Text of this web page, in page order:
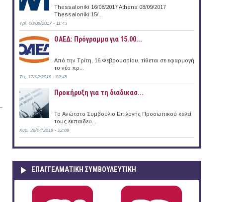
2026
Thessaloniki 16/08/2017 Athens 08/09/2017
Thessaloniki 15/...
Τρί, 08/08/2017 - 11:43
ΟΑΕΔ: Πρόγραμμα για 15.00...
Από την Τρίτη, 16 Φεβρουαρίου, τίθεται σε εφαρμογή
το νέο πρ...
Τετ, 17/02/2016 - 09:48
Προκήρυξη για τη διαδικασ...
Το Ανώτατο Συμβούλιο Επιλογής Προσωπικού καλεί
τους εκπαιδευ...
Κυρ, 28/04/2019 - 22:09
ΕΠΑΓΓΕΛΜΑΤΙΚΉ ΣΥΜΒΟΥΛΕΥΤΙΚΉ